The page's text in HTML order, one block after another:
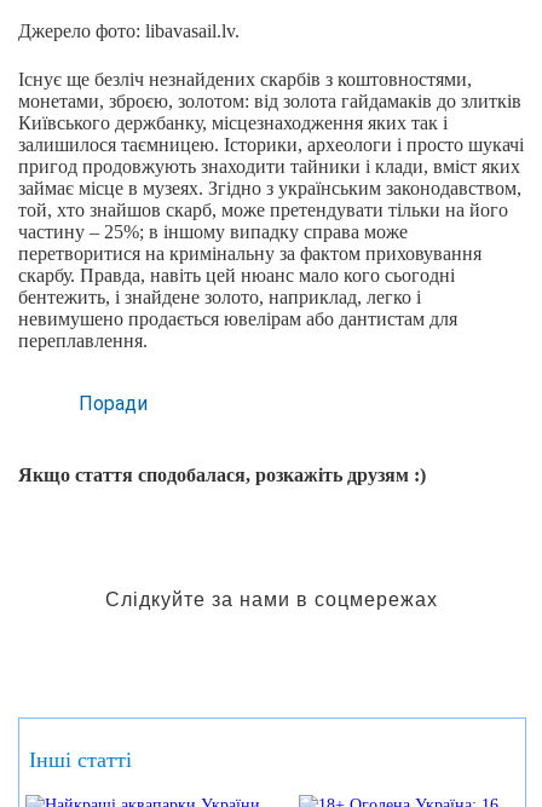
Джерело фото: libavasail.lv.
Існує ще безліч незнайдених скарбів з коштовностями,
монетами, зброєю, золотом: від золота гайдамаків до злитків
Київського держбанку, місцезнаходження яких так і
залишилося таємницею. Історики, археологи і просто шукачі
пригод продовжують знаходити тайники і клади, вміст яких
займає місце в музеях. Згідно з українським законодавством,
той, хто знайшов скарб, може претендувати тільки на його
частину – 25%; в іншому випадку справа може
перетворитися на кримінальну за фактом приховування
скарбу. Правда, навіть цей нюанс мало кого сьогодні
бентежить, і знайдене золото, наприклад, легко і
невимушено продається ювелірам або дантистам для
переплавлення.
Поради
Якщо стаття сподобалася, розкажіть друзям :)
Слідкуйте за нами в соцмережах
Інші статті